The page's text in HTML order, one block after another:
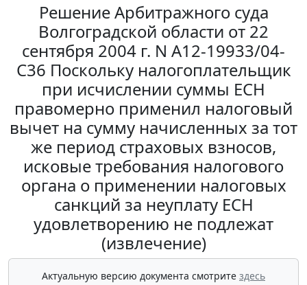
Решение Арбитражного суда
Волгоградской области от 22
сентября 2004 г. N А12-19933/04-
С36 Поскольку налогоплательщик
при исчислении суммы ЕСН
правомерно применил налоговый
вычет на сумму начисленных за тот
же период страховых взносов,
исковые требования налогового
органа о применении налоговых
санкций за неуплату ЕСН
удовлетворению не подлежат
(извлечение)
Актуальную версию документа смотрите здесь